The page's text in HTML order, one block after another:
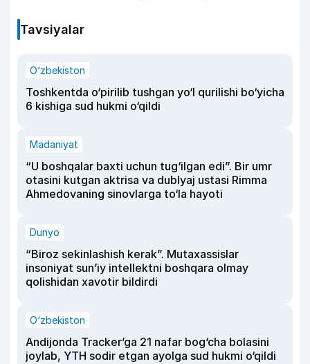
Tavsiyalar
O‘zbekiston
Toshkentda o‘pirilib tushgan yo‘l qurilishi bo‘yicha
6 kishiga sud hukmi o‘qildi
Madaniyat
“U boshqalar baxti uchun tug‘ilgan edi”. Bir umr
otasini kutgan aktrisa va dublyaj ustasi Rimma
Ahmedovaning sinovlarga to‘la hayoti
Dunyo
“Biroz sekinlashish kerak”. Mutaxassislar
insoniyat sun’iy intellektni boshqara olmay
qolishidan xavotir bildirdi
O‘zbekiston
Andijonda Tracker’ga 21 nafar bog‘cha bolasini
joylab, YTH sodir etgan ayolga sud hukmi o‘qildi